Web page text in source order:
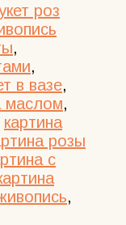
роз
,
,
в вазе,
маслом,
картина
розы
с
,